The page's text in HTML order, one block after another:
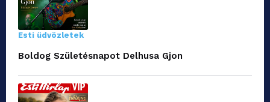
Esti üdvözletek
Boldog Születésnapot Delhusa Gjon